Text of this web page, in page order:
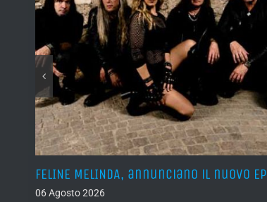
FELINE MELINDA, annunciano il nuovo EP
06 Agosto 2026